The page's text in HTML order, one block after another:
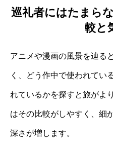
巡礼者にはたまら
較と
アニメや漫画の風景を辿る
く、どう作中で使われてい
れているかを探すと旅がよ
はその比較がしやすく、細
深さが増します。